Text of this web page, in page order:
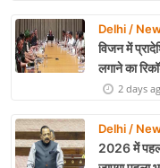
Delhi /
विजन में
लगाने का
2 days
Delhi /
2026 में